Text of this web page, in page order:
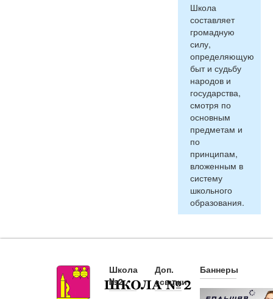
Школа
составляет
громадную
силу,
определяющую
быт и судьбу
народов и
государства,
смотря по
основным
предметам и
по
принципам,
вложенным в
систему
школьного
образования.
Школа
№2
Доп.
ссылки
Баннеры